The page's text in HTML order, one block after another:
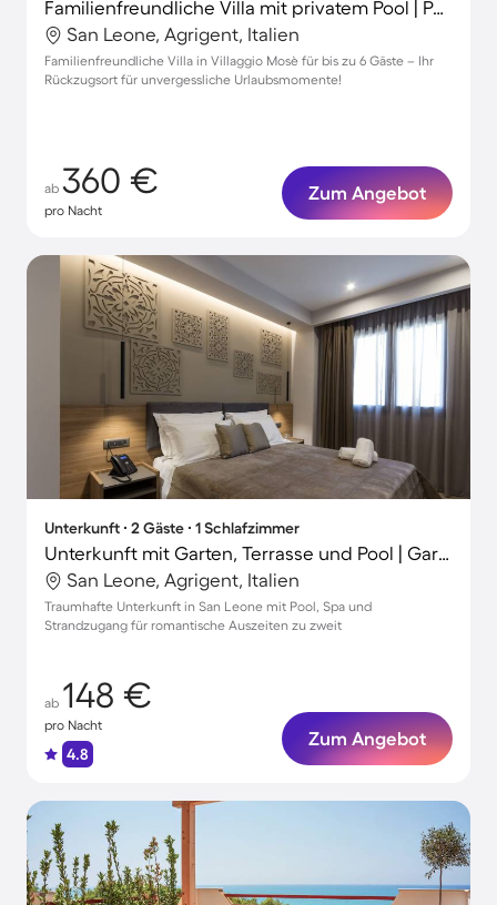
Familienfreundliche Villa mit privatem Pool | Poolblick
San Leone, Agrigent, Italien
Familienfreundliche Villa in Villaggio Mosè für bis zu 6 Gäste – Ihr
Rückzugsort für unvergessliche Urlaubsmomente!
ab 360 €
pro Nacht
Zum Angebot
Unterkunft ∙ 2 Gäste ∙ 1 Schlafzimmer
Unterkunft mit Garten, Terrasse und Pool | Gartenblick
San Leone, Agrigent, Italien
Traumhafte Unterkunft in San Leone mit Pool, Spa und
Strandzugang für romantische Auszeiten zu zweit
ab 148 €
pro Nacht
4.8
Zum Angebot